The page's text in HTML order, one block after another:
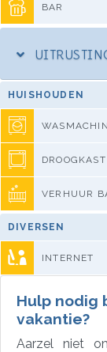
BAR
HUISHOUDEN
DROOGKAST
VERHUUR
DIVERSEN
INTERNET
Hulp nodig
vakantie?
Aarzel niet